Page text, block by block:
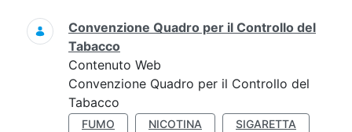
Convenzione Quadro per il Controllo del
Tabacco
Contenuto Web
Convenzione Quadro per il Controllo del
Tabacco
FUMO NICOTINA
SIGARETTA